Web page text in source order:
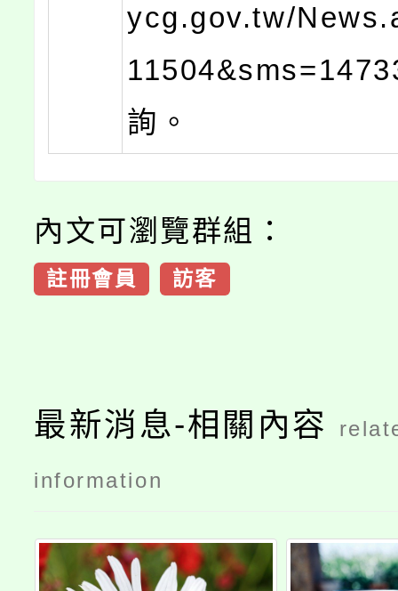
ycg.gov.tw/
詢。
內文可瀏覽群組：
註冊會員 訪客
最新消息-相關內容
information